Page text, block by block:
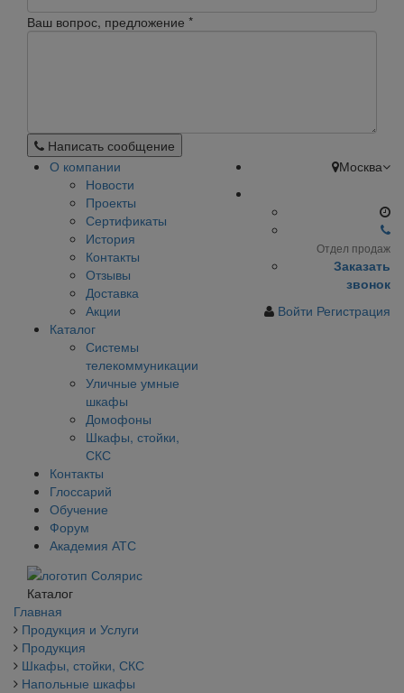
Ваш вопрос, предложение *
Написать сообщение
О компании
Новости
Проекты
Сертификаты
История
Контакты
Отзывы
Доставка
Акции
Каталог
Системы
телекоммуникации
Уличные умные
шкафы
Домофоны
Шкафы, стойки,
СКС
Контакты
Глоссарий
Обучение
Форум
Академия АТС
Москва
Отдел продаж
Заказать
звонок
Войти Регистрация
Каталог
Главная
Продукция и Услуги
Продукция
Шкафы, стойки, СКС
Напольные шкафы